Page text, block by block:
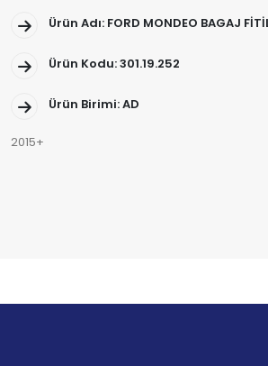
Ürün Adı: FORD MONDEO BAGAJ
Ürün Kodu: 301.19.252
Ürün Birimi: AD
2015+